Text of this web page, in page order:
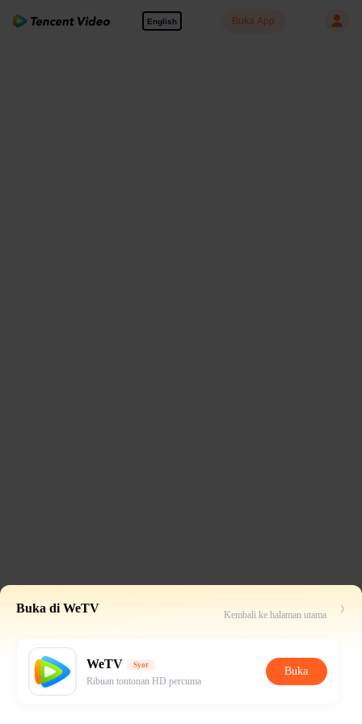
English Buka App
Buka di WeTV Kembali ke halaman utama
WeTV Syor
Ribuan tontonan HD percuma
Buka